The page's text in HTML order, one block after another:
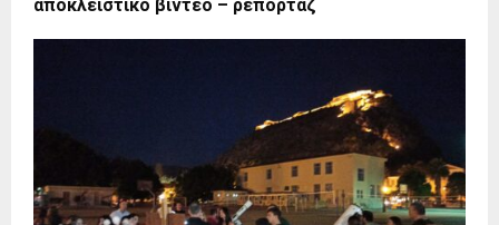
αποκλειστικό βίντεο – ρεπορτάζ